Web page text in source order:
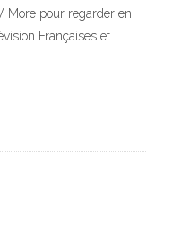
More pour regarder en
Françaises et